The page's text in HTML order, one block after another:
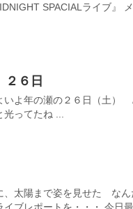
SPACIALライブ』
６日
いよ年の瀬の２６日（土）
ってたね ...
、太陽まで姿を見せた な
ブレポートを・・・ 今日最